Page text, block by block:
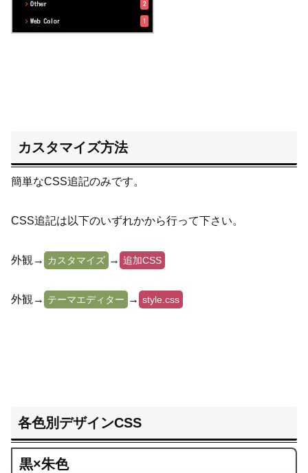
カスタマイズ方法
簡単なCSS追記のみです。
CSS追記は以下のいずれかから行って下さい。
外観→ カスタマイズ → 追加CSS
外観→ テーマエディター → style.css
各色別デザインCSS
黒×朱色